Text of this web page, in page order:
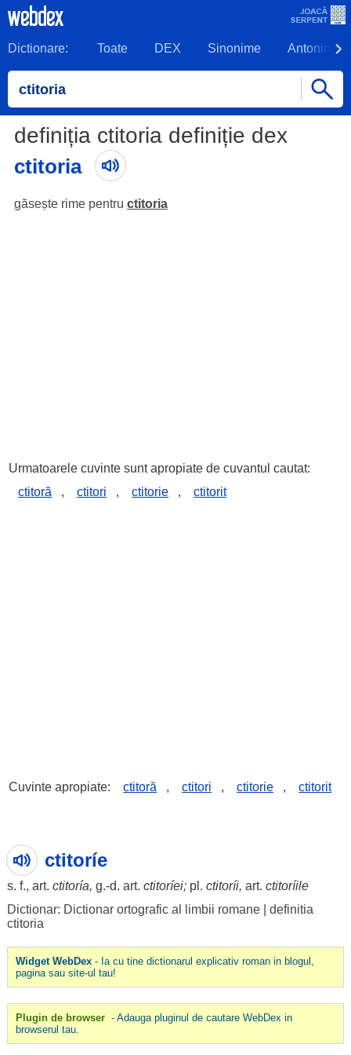
Dictionare: Toate DEX Sinonime Antonime
definiția ctitoria definiție dex
ctitoria
găsește rime pentru ctitoria
Urmatoarele cuvinte sunt apropiate de cuvantul cautat:
ctitoră
, ctitori , ctitorie , ctitorit
Cuvinte apropiate: ctitoră , ctitori , ctitorie , ctitorit
ctitoríe
s. f., art. ctitoría, g.-d. art. ctitoríei; pl. ctitoríi, art. ctitoríile
Dictionar: Dictionar ortografic al limbii romane| definitia
ctitoria
Widget WebDex- Ia cu tine dictionarul explicativ roman in blogul,
pagina sau site-ul tau!
Plugin de browser - Adauga pluginul de cautare WebDex in
browserul tau.